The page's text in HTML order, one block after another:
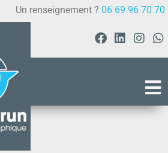
Un renseignement ? 06 69 96 70 70